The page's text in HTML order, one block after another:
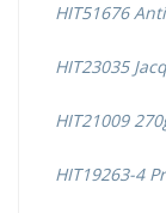
HIT51676
HIT23035
HIT21009
HIT19263-4